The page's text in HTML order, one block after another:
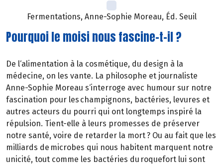
Fermentations, Anne-Sophie Moreau, Éd. Seuil
Pourquoi le moisi nous fascine-t-il ?
De l‘alimentation à la cosmétique, du design à la
médecine, on les vante. La philosophe et journaliste
Anne-Sophie Moreau s‘interroge avec humour sur notre
fascination pour les champignons, bactéries, levures et
autres acteurs du pourri qui ont longtemps inspiré la
répulsion. Tient-elle à leurs promesses de préserver
notre santé, voire de retarder la mort ? Ou au fait que les
milliards de microbes qui nous habitent marquent notre
unicité, tout comme les bactéries du roquefort lui sont